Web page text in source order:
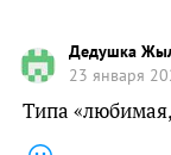
Дедушка
23 января
Типа